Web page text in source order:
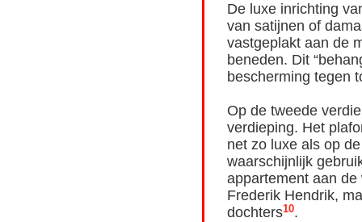
De luxe inrichting
van satijnen of
vastgeplakt aan de
beneden. Dit
bescherming tegen
Op de tweede
verdieping. Het
net zo luxe als op
waarschijnlijk
appartement aan
Frederik Hendrik,
dochters10.